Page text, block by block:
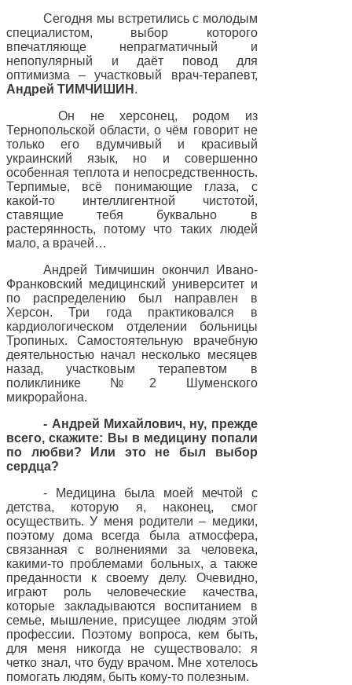
Сегодня мы встретились с молодым
специалистом, выбор которого
впечатляюще непрагматичный и
непопулярный и даёт повод для
оптимизма – участковый врач-терапевт,
Андрей ТИМЧИШИН .
Он не херсонец, родом из
Тернопольской области, о чём говорит не
только его вдумчивый и красивый
украинский язык, но и совершенно
особенная теплота и непосредственность.
Терпимые, всё понимающие глаза, с
какой-то интеллигентной чистотой,
ставящие тебя буквально в
растерянность, потому что таких людей
мало, а врачей…
Андрей Тимчишин окончил Ивано-
Франковский медицинский университет и
по распределению был направлен в
Херсон. Три года практиковался в
кардиологическом отделении больницы
Тропиных. Самостоятельную врачебную
деятельностью начал несколько месяцев
назад, участковым терапевтом в
поликлинике №2 Шуменского
микрорайона.
- Андрей Михайлович, ну, прежде
всего, скажите: Вы в медицину попали
по любви? Или это не был выбор
сердца?
- Медицина была моей мечтой с
детства, которую я, наконец, смог
осуществить. У меня родители – медики,
поэтому дома всегда была атмосфера,
связанная с волнениями за человека,
какими-то проблемами больных, а также
преданности к своему делу. Очевидно,
играют роль человеческие качества,
которые закладываются воспитанием в
семье, мышление, присущее людям этой
профессии. Поэтому вопроса, кем быть,
для меня никогда не существовало: я
четко знал, что буду врачом. Мне хотелось
помогать людям, быть кому-то полезным.